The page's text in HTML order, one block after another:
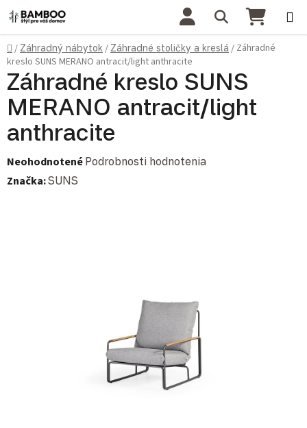
Prejsť na obsah Hľadať
Domov
/ Záhradný nábytok / Záhradné stoličky a kreslá / Záhradné
kreslo SUNS MERANO antracit/light anthracite
Záhradné kreslo SUNS
MERANO antracit/light
anthracite
Priemerné hodnotenie produktu je 0,0 z 5 hviezdičiek.
Neohodnotené Podrobnosti hodnotenia
Značka:SUNS